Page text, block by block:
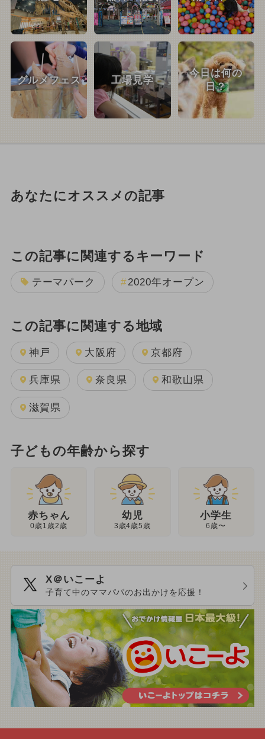
グルメフェス 工場見学
今日は何の
日？
あなたにオススメの記事
この記事に関連するキーワード
テーマパーク 2020年オープン
この記事に関連する地域
神戸 大阪府 京都府
兵庫県 奈良県 和歌山県
滋賀県
子どもの年齢から探す
赤ちゃん
0歳1歳2歳
幼児
3歳4歳5歳
小学生
6歳〜
X＠いこーよ
子育て中のママパパのお出かけを応援！